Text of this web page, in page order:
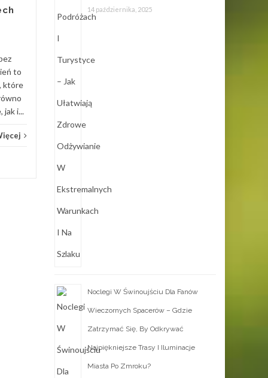
to
które
jak i...
czy trekking w odległych
Usługi
14 października, 2025
Noclegi W Świnoujściu Dla Fanów
Wieczornych Spacerów – Gdzie
Zatrzymać Się, By Odkrywać
Najpiękniejsze Trasy I Iluminacje
Miasta Po Zmroku?